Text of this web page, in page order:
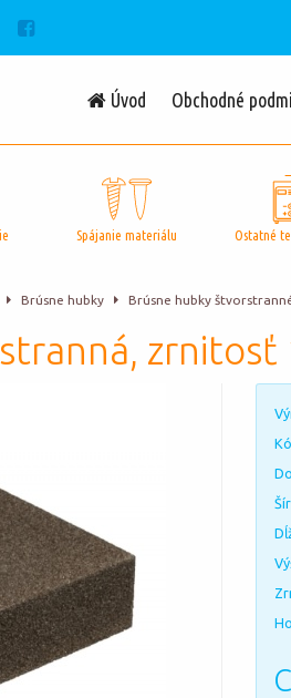
Úvod Obchodné
Spájanie materiálu Ostatné
Brúsne hubky Brúsne hubky
zrnitosť